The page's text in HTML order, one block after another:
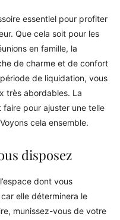
essentiel pour profiter
Que cela soit pour les
en famille, la
de charme et de confort
de liquidation, vous
très abordables. La
pour ajuster une telle
cela ensemble.
disposez
dont vous
elle déterminera le
munissez-vous de votre